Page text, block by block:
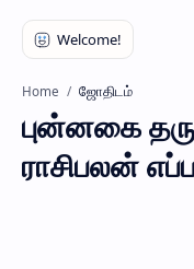
Home ஜோதிடம்
புன்னகை
ராசிபலன்